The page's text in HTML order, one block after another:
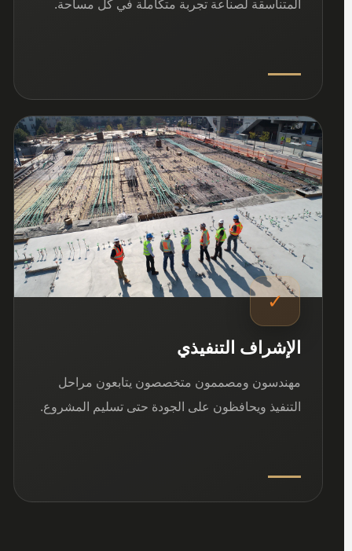
المتناسقة لصناعة تجربة متكاملة في كل مساحة.
03
✓
الإشراف التنفيذي
مهندسون ومصممون متخصصون يتابعون مراحل
التنفيذ ويحافظون على الجودة حتى تسليم المشروع.